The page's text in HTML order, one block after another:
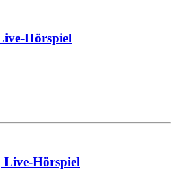
Hörspiel
Live-Hörspiel